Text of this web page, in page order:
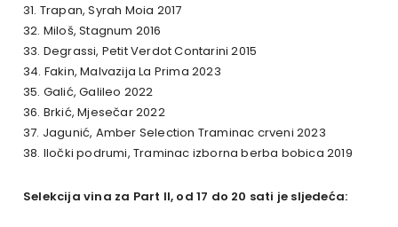
31. Trapan, Syrah Moia 2017
32. Miloš, Stagnum 2016
33. Degrassi, Petit Verdot Contarini 2015
34. Fakin, Malvazija La Prima 2023
35. Galić, Galileo 2022
36. Brkić, Mjesečar 2022
37. Jagunić, Amber Selection Traminac crveni 2023
38. Iločki podrumi, Traminac izborna berba bobica 2019
Selekcija vina za Part II, od 17 do 20 sati je sljedeća: